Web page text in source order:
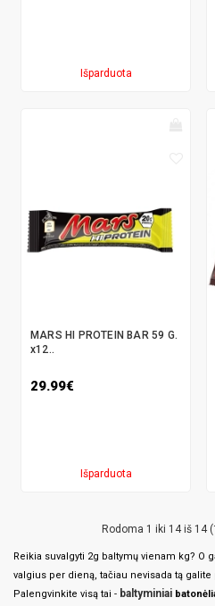
Išparduota
MARS HI PROTEIN BAR 59 G.
x12..
29.99€
Išparduota
Rodoma 1 iki 14 iš 14
Reikia suvalgyti 2g baltymų vienam kg? O
valgius per dieną, tačiau nevisada tą
Palengvinkite visą tai - baltyminiai